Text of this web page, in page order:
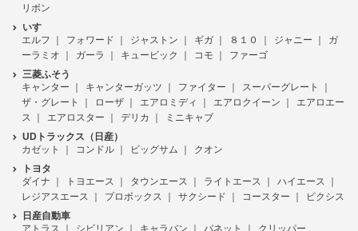
リボン
いすゞ
エルフ
フォワード ジャストン ギガ ８１０ ジャニー
ガ
ーラミオ
ガーラ キュービック コモ
ファーゴ
三菱ふそう
キャンター
キャンターガッツ ファイター
スーパーグレート
ザ・グレート
ローザ エアロミディ エアロクイーン
エアロエー
ス
エアロスター デリカ
ミニキャブ
UDトラックス（日産）
カゼット
コンドル ビッグサム
クオン
トヨタ
ダイナ
トヨエース タウンエース ライトエース
ハイエース
レジアスエース
プロボックス サクシード コースター
ピクシス
日産自動車
アトラス
シビリアン キャラバン バネット
クリッパー